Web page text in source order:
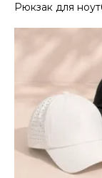
Рюкзак для